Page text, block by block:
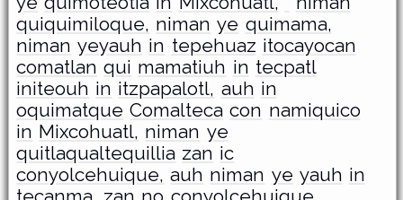
quiquimiloque, niman ye quimama,
niman yeyauh in tepehuaz itocayocan
comatlan qui mamatiuh in tecpatl
initeouh in itzpapalotl, auh in
oquimatque Comalteca con namiquico
in Mixcohuatl, niman ye
quitlaqualtequillia zan ic
conyolcehuique, auh niman ye yauh in